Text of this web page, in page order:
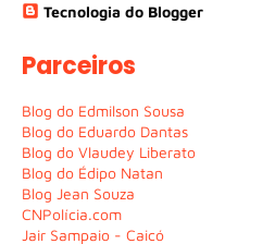
Tecnologia do Blogger
Parceiros
Blog do Edmilson Sousa
Blog do Eduardo Dantas
Blog do Vlaudey Liberato
Blog do Édipo Natan
Blog Jean Souza
CNPolícia.com
Jair Sampaio - Caicó